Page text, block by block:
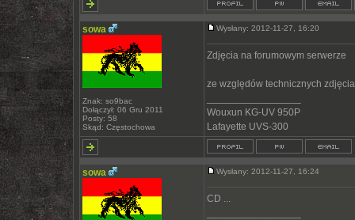
sowa
Znak: so9bac
Dołączył: 06 Gru 2011
Posty: 58
Skąd: Częstochowa
Wysłany: 2012-11-27, 16:20
Zdjęcia na forumowym serwerze
ze względów technicznych
Wouxun KG-UV 950P
Lafayette UVS-300
sowa Wysłany: 2012-11-27, 16:24
CD ...